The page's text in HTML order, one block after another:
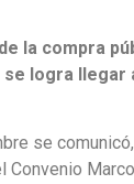
la compra
se logra
se
Convenio